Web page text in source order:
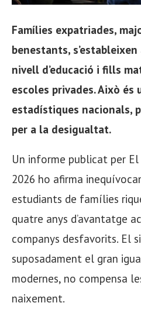
Famílies expatriades,
benestants,
nivell d’educació i fills
escoles privades. Això és
estadístiques nacionals,
per a la desigualtat.
Un informe publicat per
2026 ho afirma
estudiants de famílies
quatre anys d’avantatge
companys desfavorits. El
suposadament el gran
modernes, no compensa
naixement.